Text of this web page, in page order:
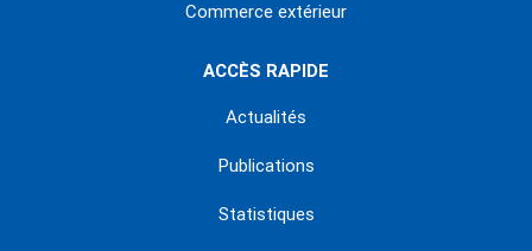
Commerce extérieur
ACCÈS RAPIDE
Actualités
Publications
Statistiques